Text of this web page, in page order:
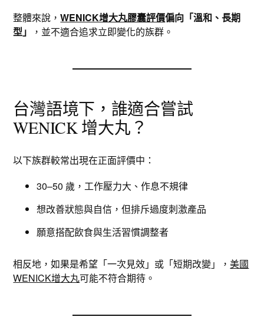
整體來說，WENICK增大丸膠囊評價偏向「溫和、長期
型」
，並不適合追求立即變化的族群。
台灣語境下，誰適合嘗試
WENICK 增大丸？
以下族群較常出現在正面評價中：
30–50 歲，工作壓力大、作息不規律
想改善狀態與自信，但排斥過度刺激產品
願意搭配飲食與生活習慣調整者
相反地，如果是希望「一次見效」或「短期改變」，美國
WENICK增大丸可能不符合期待。